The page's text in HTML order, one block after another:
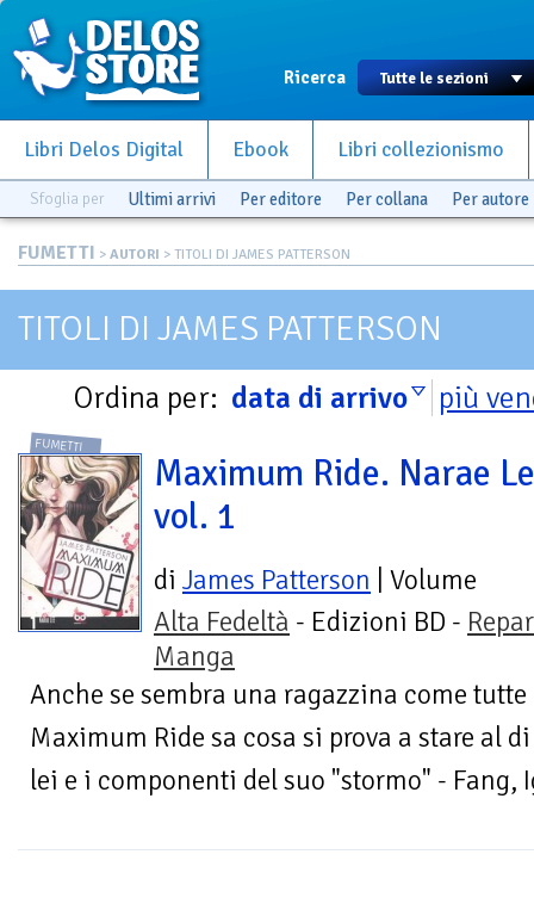
Ricerca
Libri Delos Digital Ebook Libri collezionismo
Sfoglia per Ultimi arrivi Per editore Per collana Per autore
FUMETTI > AUTORI > TITOLI DI JAMES PATTERSON
TITOLI DI JAMES PATTERSON
Ordina per: data di arrivo più
FUMETTI
Maximum Ride. Narae
vol. 1
di James Patterson | Volume
Alta Fedeltà - Edizioni BD -
Manga
Anche se sembra una ragazzina come
Maximum Ride sa cosa si prova a stare al
lei e i componenti del suo "stormo" - Fang,